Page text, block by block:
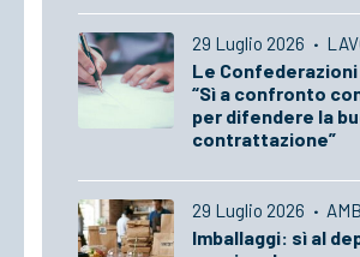
29 Luglio 2026 ·
Le
“Sì a confronto
per difendere la
contrattazione”
29 Luglio 2026 ·
Imballaggi: sì al